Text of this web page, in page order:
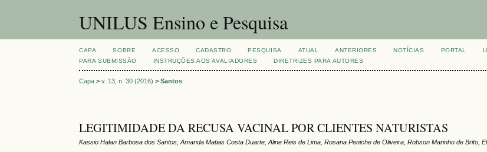
UNILUS Ensino e Pesquisa
CAPA SOBRE ACESSO CADASTRO PESQUISA ATUAL ANTERIORES NOTÍCIAS PORTAL
PARA SUBMISSÃO
INSTRUÇÕES AOS AVALIADORES DIRETRIZES PARA AUTORES
Capa >v. 13, n. 30 (2016) >Santos
LEGITIMIDADE DA RECUSA VACINAL POR CLIENTES NATURISTAS
Kassio Halan Barbosa dos Santos, Amanda Matias Costa Duarte, Aline Reis de Lima, Rosana Peniche de Oliveira, Robson Marinho de Brito,